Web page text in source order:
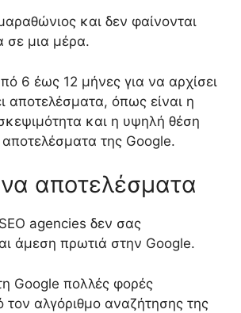
και δεν φαίνονται
σε μια μέρα.
6 έως 12 μήνες για να αρχίσει
αποτελέσματα, όπως είναι η
και η υψηλή θέση
της Google.
αποτελέσματα
SEO agencies δεν σας
άμεση πρωτιά στην Google.
Google πολλές φορές
τον αλγόριθμο αναζήτησης της